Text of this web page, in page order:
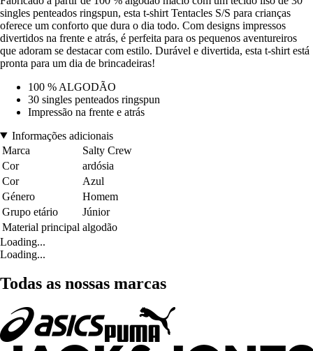
singles penteados ringspun, esta t-shirt Tentacles S/S para crianças
oferece um conforto que dura o dia todo. Com designs impressos
divertidos na frente e atrás, é perfeita para os pequenos aventureiros
que adoram se destacar com estilo. Durável e divertida, esta t-shirt está
pronta para um dia de brincadeiras!
100 % ALGODÃO
30 singles penteados ringspun
Impressão na frente e atrás
Informações adicionais
Marca
Salty Crew
Cor
ardósia
Cor
Azul
Género
Homem
Grupo etário
Júnior
Material principal algodão
Loading...
Loading...
Todas as nossas marcas